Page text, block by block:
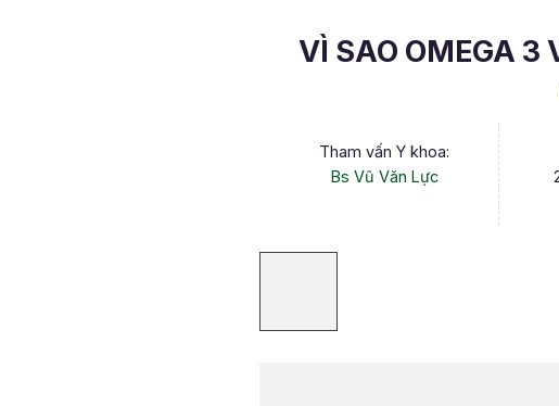
VÌ SAO OMEGA 3
Tham vấn Y khoa:
Bs Vũ Văn Lực